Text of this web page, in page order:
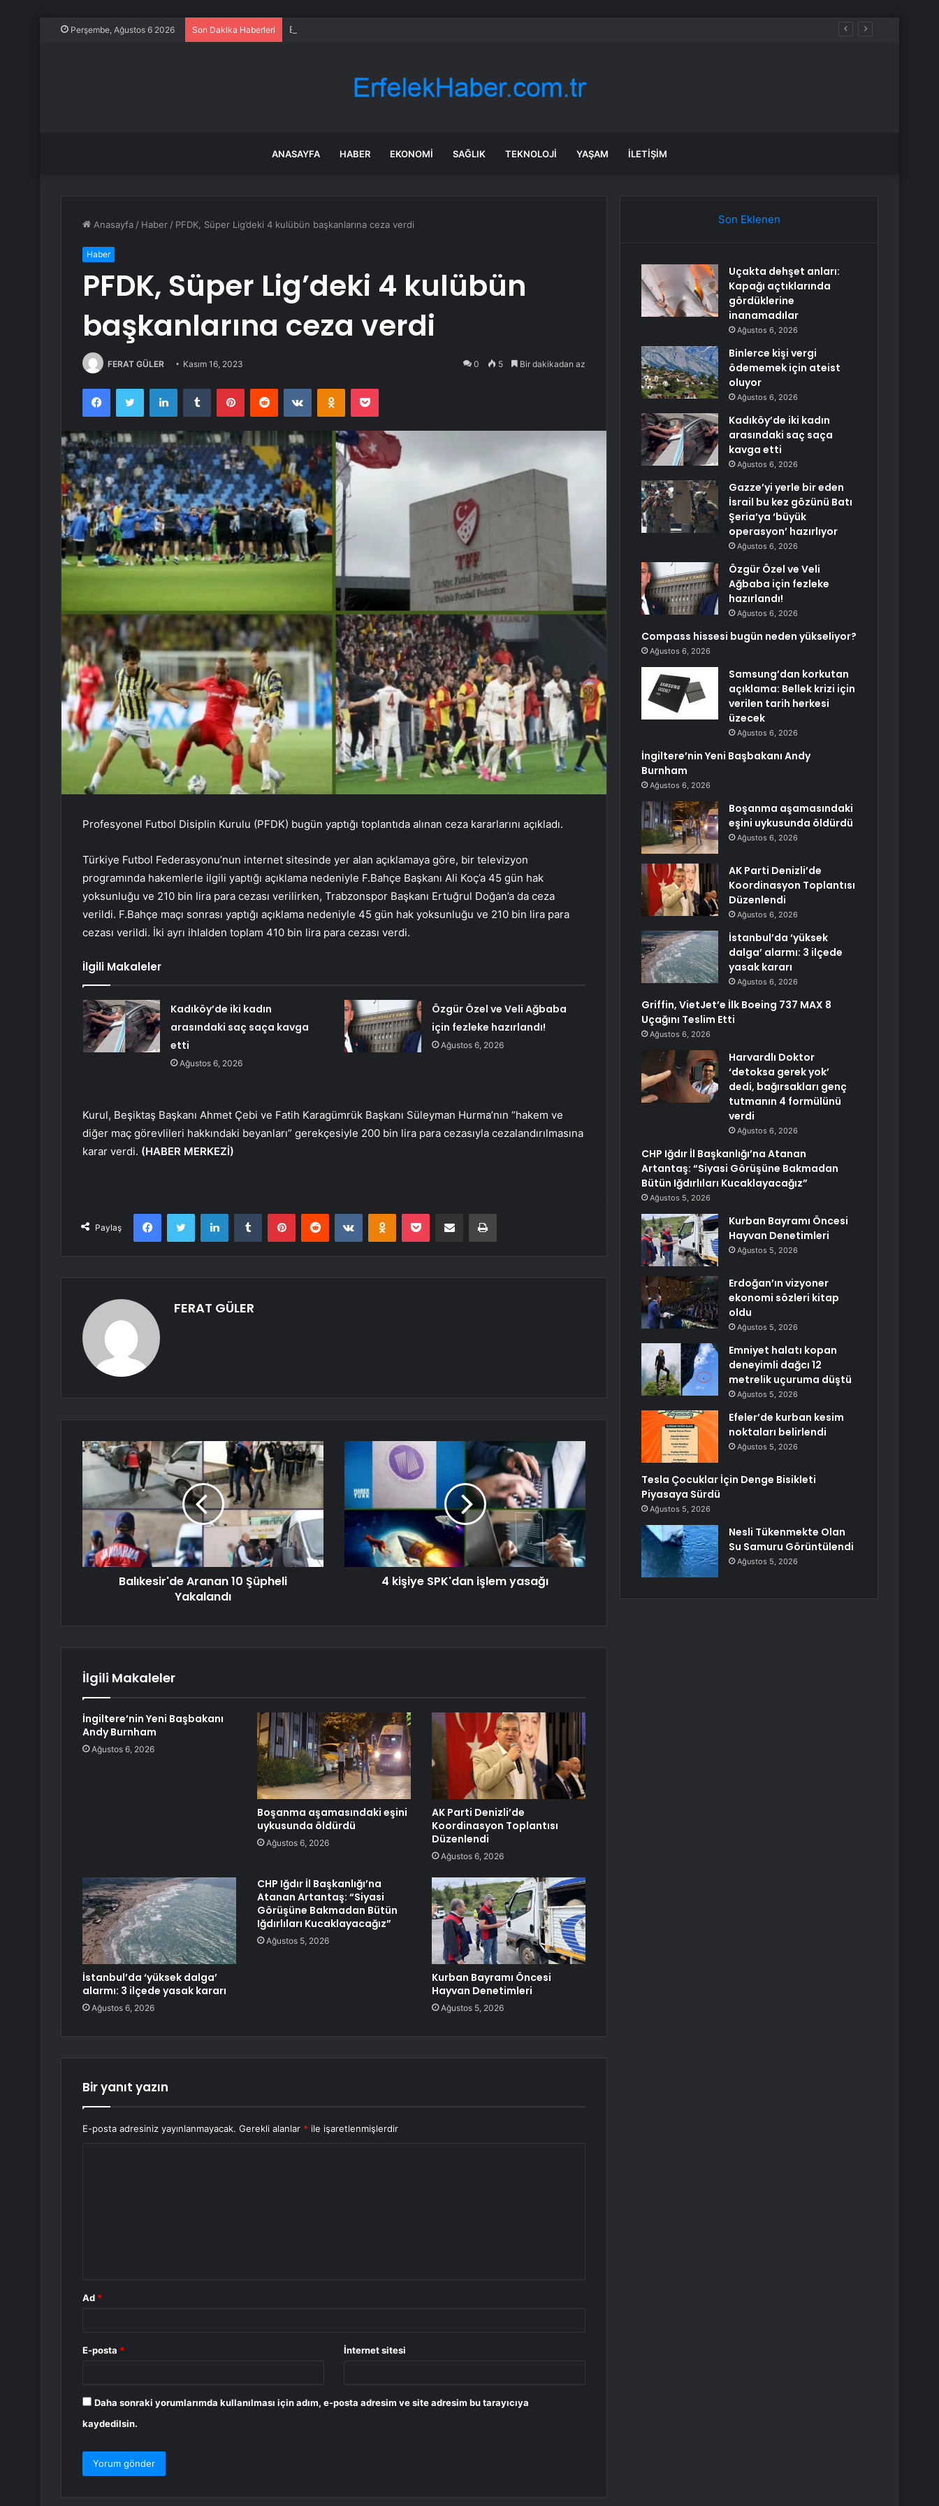
Perşembe, Ağustos 6 2026 Son Dakika Haberleri Binlerce kişi vergi ödememek için ateist oluyor
ANASAYFA HABER EKONOMI SAĞLIK TEKNOLOJI YAŞAM İLETIŞIM
Anasayfa / Haber / PFDK, Süper Lig’deki 4 kulübün başkanlarına ceza verdi
Haber
PFDK, Süper Lig’deki 4 kulübün
başkanlarına ceza verdi
FERAT GÜLER Kasım 16, 2023 0 5 Bir dakikadan az
FacebookTwitter LinkedInTumblr PinterestReddit VKontakteOdnoklassniki
Pocket
Profesyonel Futbol Disiplin Kurulu (PFDK) bugün yaptığı toplantıda alınan ceza kararlarını açıkladı.
Türkiye Futbol Federasyonu’nun internet sitesinde yer alan açıklamaya göre, bir televizyon
programında hakemlerle ilgili yaptığı açıklama nedeniyle F.Bahçe Başkanı Ali Koç’a 45 gün hak
yoksunluğu ve 210 bin lira para cezası verilirken, Trabzonspor Başkanı Ertuğrul Doğan’a da ceza
verildi. F.Bahçe maçı sonrası yaptığı açıklama nedeniyle 45 gün hak yoksunluğu ve 210 bin lira para
cezası verildi. İki ayrı ihlalden toplam 410 bin lira para cezası verdi.
İlgili Makaleler
Kadıköy’de iki kadın
arasındaki saç saça kavga
etti
Ağustos 6, 2026
Özgür Özel ve Veli Ağbaba
için fezleke hazırlandı!
Ağustos 6, 2026
Kurul, Beşiktaş Başkanı Ahmet Çebi ve Fatih Karagümrük Başkanı Süleyman Hurma’nın “hakem ve
diğer maç görevlileri hakkındaki beyanları” gerekçesiyle 200 bin lira para cezasıyla cezalandırılmasına
karar verdi. (HABER MERKEZİ)
Paylaş
FacebookTwitter LinkedInTumblr PinterestReddit VKontakteOdnoklassniki
Pocket E-Posta ile paylaş Yazdır
FERAT GÜLER
Balıkesir'de Aranan 10 Şüpheli
Yakalandı
4 kişiye SPK'dan işlem yasağı
İlgili Makaleler
İngiltere’nin Yeni Başbakanı
Andy Burnham
Ağustos 6, 2026
Boşanma aşamasındaki eşini
uykusunda öldürdü
Ağustos 6, 2026
AK Parti Denizli’de
Koordinasyon Toplantısı
Düzenlendi
Ağustos 6, 2026
İstanbul’da ‘yüksek dalga’
alarmı: 3 ilçede yasak kararı
Ağustos 6, 2026
CHP Iğdır İl Başkanlığı’na
Atanan Artantaş: “Siyasi
Görüşüne Bakmadan Bütün
Iğdırlıları Kucaklayacağız”
Ağustos 5, 2026
Kurban Bayramı Öncesi
Hayvan Denetimleri
Ağustos 5, 2026
Bir yanıt yazın
E-posta adresiniz yayınlanmayacak. Gerekli alanlar * ile işaretlenmişlerdir
Ad *
E-posta * İnternet sitesi
Daha sonraki yorumlarımda kullanılması için adım, e-posta adresim ve site adresim bu tarayıcıya
kaydedilsin.
Son Eklenen
Uçakta dehşet anları:
Kapağı açtıklarında
gördüklerine
inanamadılar
Ağustos 6, 2026
Binlerce kişi vergi
ödememek için ateist
oluyor
Ağustos 6, 2026
Kadıköy’de iki kadın
arasındaki saç saça
kavga etti
Ağustos 6, 2026
Gazze’yi yerle bir eden
İsrail bu kez gözünü Batı
Şeria’ya ‘büyük
operasyon’ hazırlıyor
Ağustos 6, 2026
Özgür Özel ve Veli
Ağbaba için fezleke
hazırlandı!
Ağustos 6, 2026
Compass hissesi bugün neden yükseliyor?
Ağustos 6, 2026
Samsung’dan korkutan
açıklama: Bellek krizi için
verilen tarih herkesi
üzecek
Ağustos 6, 2026
İngiltere’nin Yeni Başbakanı Andy
Burnham
Ağustos 6, 2026
Boşanma aşamasındaki
eşini uykusunda öldürdü
Ağustos 6, 2026
AK Parti Denizli’de
Koordinasyon Toplantısı
Düzenlendi
Ağustos 6, 2026
İstanbul’da ‘yüksek
dalga’ alarmı: 3 ilçede
yasak kararı
Ağustos 6, 2026
Griffin, VietJet’e İlk Boeing 737 MAX 8
Uçağını Teslim Etti
Ağustos 6, 2026
Harvardlı Doktor
‘detoksa gerek yok’
dedi, bağırsakları genç
tutmanın 4 formülünü
verdi
Ağustos 6, 2026
CHP Iğdır İl Başkanlığı’na Atanan
Artantaş: “Siyasi Görüşüne Bakmadan
Bütün Iğdırlıları Kucaklayacağız”
Ağustos 5, 2026
Kurban Bayramı Öncesi
Hayvan Denetimleri
Ağustos 5, 2026
Erdoğan’ın vizyoner
ekonomi sözleri kitap
oldu
Ağustos 5, 2026
Emniyet halatı kopan
deneyimli dağcı 12
metrelik uçuruma düştü
Ağustos 5, 2026
Efeler’de kurban kesim
noktaları belirlendi
Ağustos 5, 2026
Tesla Çocuklar İçin Denge Bisikleti
Piyasaya Sürdü
Ağustos 5, 2026
Nesli Tükenmekte Olan
Su Samuru Görüntülendi
Ağustos 5, 2026